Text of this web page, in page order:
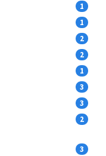
1
1
2
2
1
3
3
2
3